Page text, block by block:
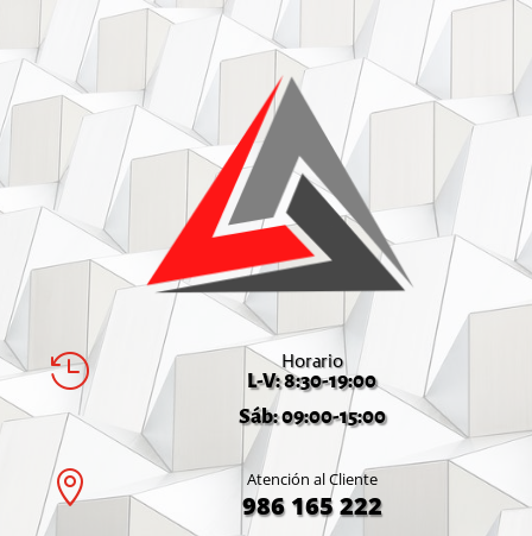
 Horario
L-V: 8:30-19:00
Sáb: 09:00-15:00
 Atención al Cliente
986 165 222